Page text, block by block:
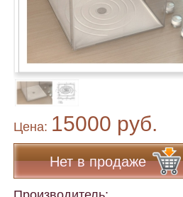
Цена: 15000 руб.
Нет в продаже